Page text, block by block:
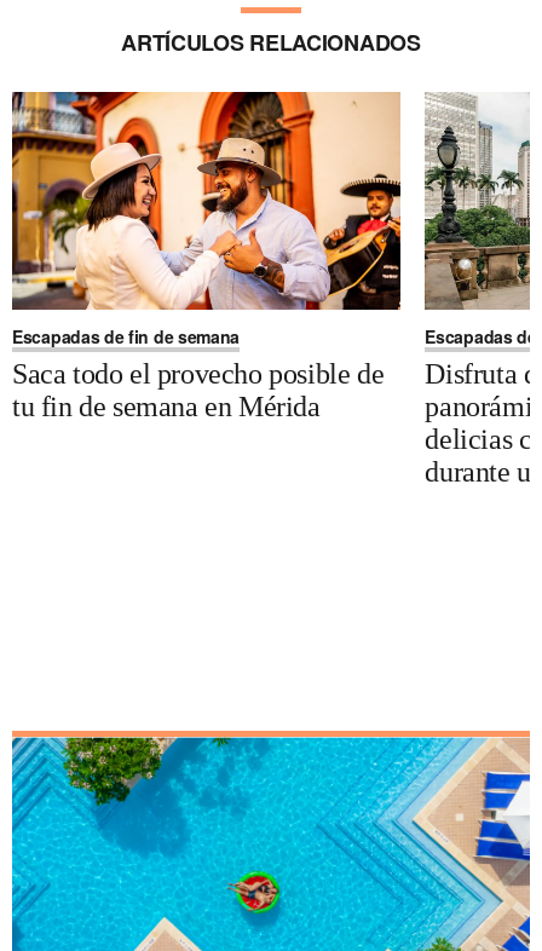
ARTÍCULOS RELACIONADOS
Escapadas de fin de semana
Saca todo el provecho posible de
tu fin de semana en Mérida
Escapadas
Disfruta
delicias
durante